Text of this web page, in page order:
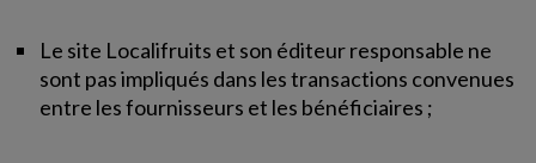
Le site Localifruits et son éditeur responsable ne
sont pas impliqués dans les transactions convenues
entre les fournisseurs et les bénéficiaires ;